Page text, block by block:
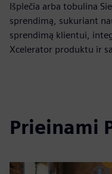
Išplečia arba tobulina
sprendimą, sukuriant
sprendimą klientui,
Xcelerator produktu ir
Prieinami